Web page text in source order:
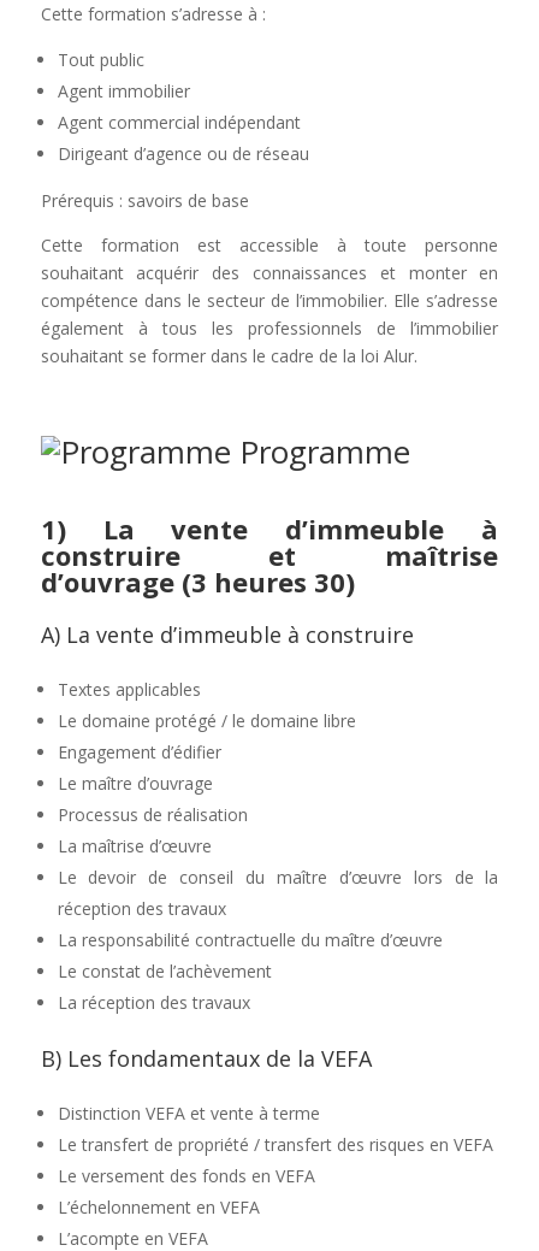
Cette formation s’adresse à :
Tout public
Agent immobilier
Agent commercial indépendant
Dirigeant d’agence ou de réseau
Prérequis : savoirs de base
Cette formation est accessible à toute personne
souhaitant acquérir des connaissances et monter en
compétence dans le secteur de l’immobilier. Elle s’adresse
également à tous les professionnels de l’immobilier
souhaitant se former dans le cadre de la loi Alur.
Programme
1) La vente d’immeuble à
construire et maîtrise
d’ouvrage (3 heures 30)
A) La vente d’immeuble à construire
Textes applicables
Le domaine protégé / le domaine libre
Engagement d’édifier
Le maître d’ouvrage
Processus de réalisation
La maîtrise d’œuvre
Le devoir de conseil du maître d’œuvre lors de la
réception des travaux
La responsabilité contractuelle du maître d’œuvre
Le constat de l’achèvement
La réception des travaux
B) Les fondamentaux de la VEFA
Distinction VEFA et vente à terme
Le transfert de propriété / transfert des risques en VEFA
Le versement des fonds en VEFA
L’échelonnement en VEFA
L’acompte en VEFA